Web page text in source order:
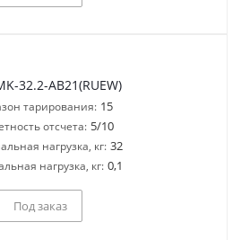
32.2-AB21(RUEW)
тарирования: 15
отсчета: 5/10
нагрузка, кг: 32
нагрузка, кг: 0,1
Под заказ